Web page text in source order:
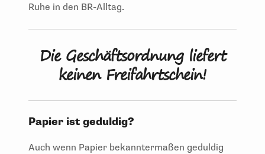
Ruhe in den BR-Alltag.
Die Geschäftsordnung liefert
keinen Freifahrtschein!
Papier ist geduldig?
Auch wenn Papier bekanntermaßen geduldig